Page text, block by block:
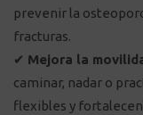
prevenir la
fracturas.
✔ Mejora la
caminar, nadar o
flexibles y